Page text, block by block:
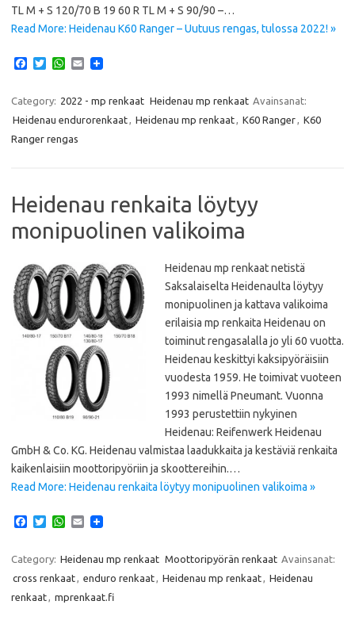
TL M + S 120/70 B 19 60 R TL M + S 90/90 –…
Read More: Heidenau K60 Ranger – Uutuus rengas, tulossa 2022! »
e
b
o
o
T
t
e
r
W
t
A
p
E
i
Category: 2022 - mp renkaat Heidenau mp renkaat Avainsanat:
Heidenau endurorenkaat, Heidenau mp renkaat, K60 Ranger, K60
Ranger rengas
Heidenau renkaita löytyy
monipuolinen valikoima
Heidenau mp renkaat netistä
Saksalaiselta Heidenaulta löytyy
monipuolinen ja kattava valikoima
erilaisia mp renkaita Heidenau on
toiminut rengasalalla jo yli 60 vuotta.
Heidenau keskittyi kaksipyöräisiin
vuodesta 1959. He toimivat vuoteen
1993 nimellä Pneumant. Vuonna
1993 perustettiin nykyinen
Heidenau: Reifenwerk Heidenau
GmbH & Co. KG. Heidenau valmistaa laadukkaita ja kestäviä renkaita
kaikenlaisiin moottoripyöriin ja skoottereihin.…
Read More: Heidenau renkaita löytyy monipuolinen valikoima »
e
o
o
T
t
e
r
W
t
A
p
E
i
Category: Heidenau mp renkaat Moottoripyörän renkaat Avainsanat:
cross renkaat, enduro renkaat, Heidenau mp renkaat, Heidenau
renkaat, mprenkaat.fi